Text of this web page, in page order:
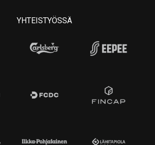
YHTEISTYÖSSÄ